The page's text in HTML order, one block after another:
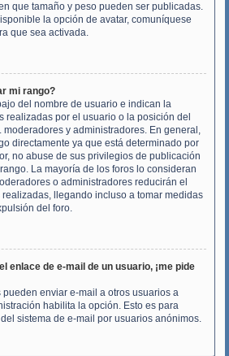
que tamaño y peso pueden ser publicadas.
la opción de avatar, comuníquese
que sea activada.
mi rango?
del nombre de usuario e indican la
realizadas por el usuario o la posición del
moderadores y administradores. En general,
directamente ya que está determinado por
no abuse de sus privilegios de publicación
La mayoría de los foros lo consideran
o administradores reducirán el
llegando incluso a tomar medidas
del foro.
enlace de e-mail de un usuario, ¡me pide
enviar e-mail a otros usuarios a
habilita la opción. Esto es para
sistema de e-mail por usuarios anónimos.